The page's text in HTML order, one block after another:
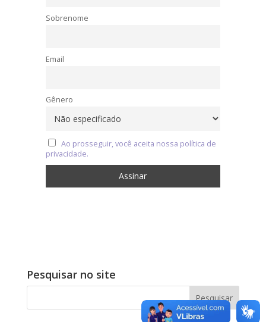
Sobrenome
Email
Gênero
Ao prosseguir, você aceita nossa política de
privacidade.
Pesquisar no site